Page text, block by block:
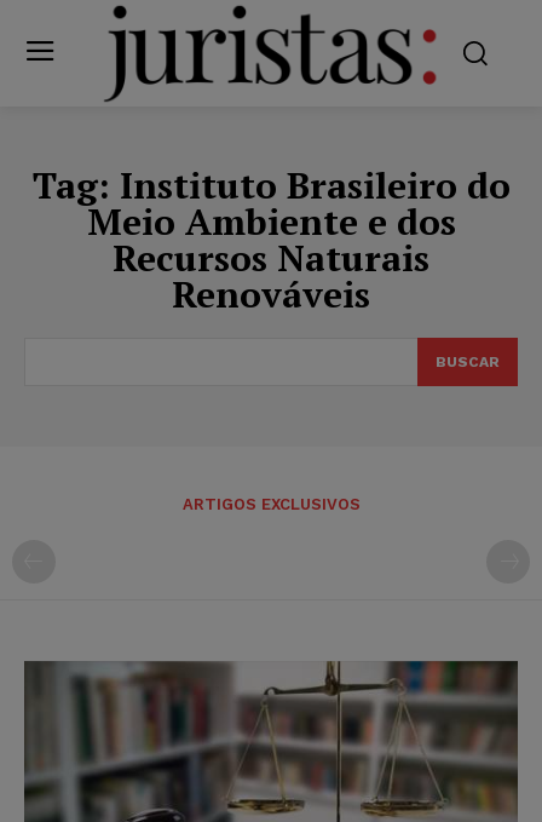
Tag: Instituto Brasileiro do
Meio Ambiente e dos
Recursos Naturais
Renováveis
BUSCAR
ARTIGOS EXCLUSIVOS